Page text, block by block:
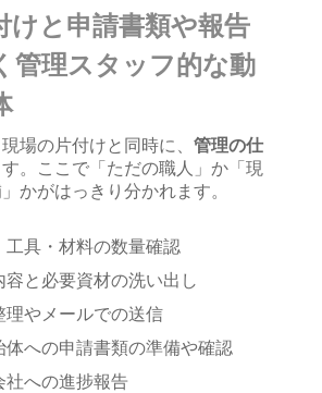
けと申請書類や報告
管理スタッフ的な動
場の片付けと同時に、管理の仕
。ここで「ただの職人」か「現
かがはっきり分かれます。
工具・材料の数量確認
容と必要資材の洗い出し
理やメールでの送信
体への申請書類の準備や確認
社への進捗報告